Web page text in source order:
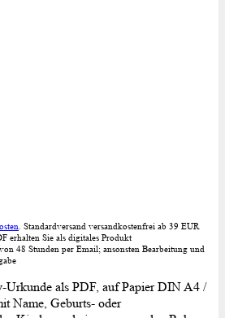
. Standardversand versandkostenfrei ab 39 EUR
erhalten Sie als digitales Produkt
48 Stunden per Email; ansonsten Bearbeitung und
Urkunde als PDF, auf Papier DIN A4 /
Name, Geburts- oder